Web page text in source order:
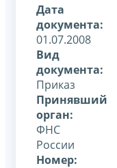
Дата
документа:
01.07.2008
Вид
документа:
Приказ
Принявший
орган:
ФНС
России
Номер: